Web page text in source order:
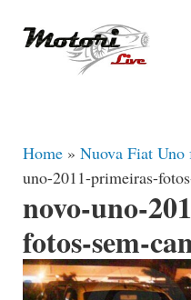
Home » Nuova Fiat
uno-2011-primeiras-
novo-uno-
fotos-sem-